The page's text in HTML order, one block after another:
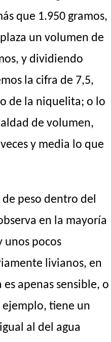
que 1.950 gramos,
un volumen de
y dividiendo
la cifra de 7,5,
de la niquelita; o lo
de volumen,
y media lo que
peso dentro del
en la mayoría
unos pocos
livianos, en
apenas sensible, o
ejemplo, tiene un
al del agua